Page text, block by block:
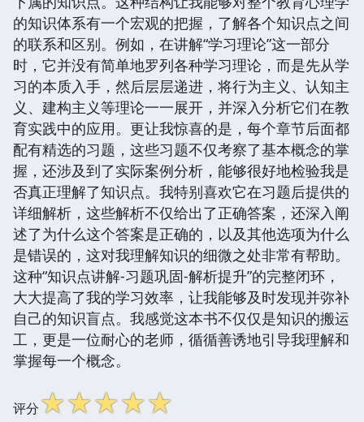
的知识体系有一个宏观的把握，了解各个知识点之间
的联系和区别。例如，在讲解“学习理论”这一部分
时，它并没有简单地罗列各种学习理论，而是先从学
习的本质入手，然后层层递进，将行为主义、认知主
义、建构主义等理论一一展开，并深入分析它们在教
育实践中的应用。更让我惊喜的是，每个章节后面都
配有精选的习题，这些习题不仅考察了基本概念的掌
握，还涉及到了实际案例分析，能够很好地检验我是
否真正理解了知识点。我特别喜欢它在习题后提供的
详细解析，这些解析不仅给出了正确答案，还深入阐
述了为什么这个答案是正确的，以及其他选项为什么
是错误的，这对我理解知识的细微之处非常有帮助。
这种“知识点讲解-习题巩固-解析提升”的完整闭环，
大大提高了我的学习效率，让我能够及时发现并弥补
自己的知识盲点。我感觉这本书不仅仅是知识的搬运
工，更是一位耐心的老师，循循善诱地引导我理解和
掌握每一个概念。
评分☆☆☆☆☆